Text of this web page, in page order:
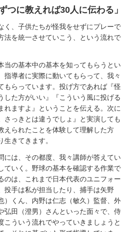
つに教えれば30人に伝わる」
、子供たちが怪我をせずにプレーで
法を統一させていこう、という流れで
当の基本中の基本を知ってもらうとい
指導者に実際に動いてもらって、我々
もらっています。投げ方であれば『怪
した方がいい』『こういう風に投げる
れますよ』ということを伝える。次に
さっきとは違うでしょ』と実演しても
えられたことを体験して理解した方
きてきます。
は、その都度、我々講師が答えてい
ていく。野球の基本を確認する作業で
のは、これまで日本代表のユニフォー
投手は私が担当したり、捕手は矢野
）くん、内野は仁志（敏久）監督、外
弘田（澄男）さんといった面々で、侍
こういう流れでやっていきましょうと